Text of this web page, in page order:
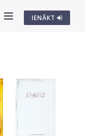
IENĀKT